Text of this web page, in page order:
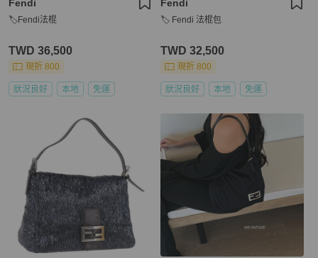
Fendi
🏷Fendi法棍
TWD 36,500
現折 800
狀況良好 本地 免運
Fendi
🏷️ Fendi 法棍包
TWD 32,500
現折 800
狀況良好 本地 免運